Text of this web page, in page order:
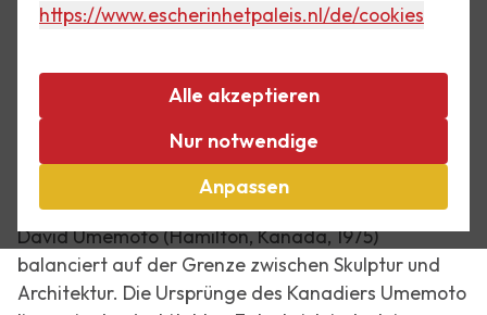
https://www.escherinhetpaleis.nl/de/cookies
Alle akzeptieren
Nur notwendige
Anpassen
Im Winter 2019/2020 brachte Escher im Palast
het onmogelijke (Architekt des Unmöglichen)
Außer den Meisterwerken des weltberühmten
Grafikers M.C. Escher wurden dann Skulpturen
des Künstlers David Umemoto ausgestellt.
David Umemoto (Hamilton, Kanada, 1975)
balanciert auf der Grenze zwischen Skulptur und
Architektur. Die Ursprünge des Kanadiers Umemoto